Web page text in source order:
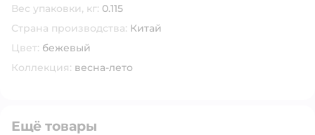
Вес упаковки, кг: 0.115
Страна производства: Китай
Цвет: бежевый
Коллекция: весна-лето
Ещё товары